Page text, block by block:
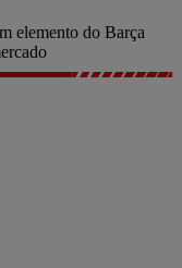
elemento do Barça